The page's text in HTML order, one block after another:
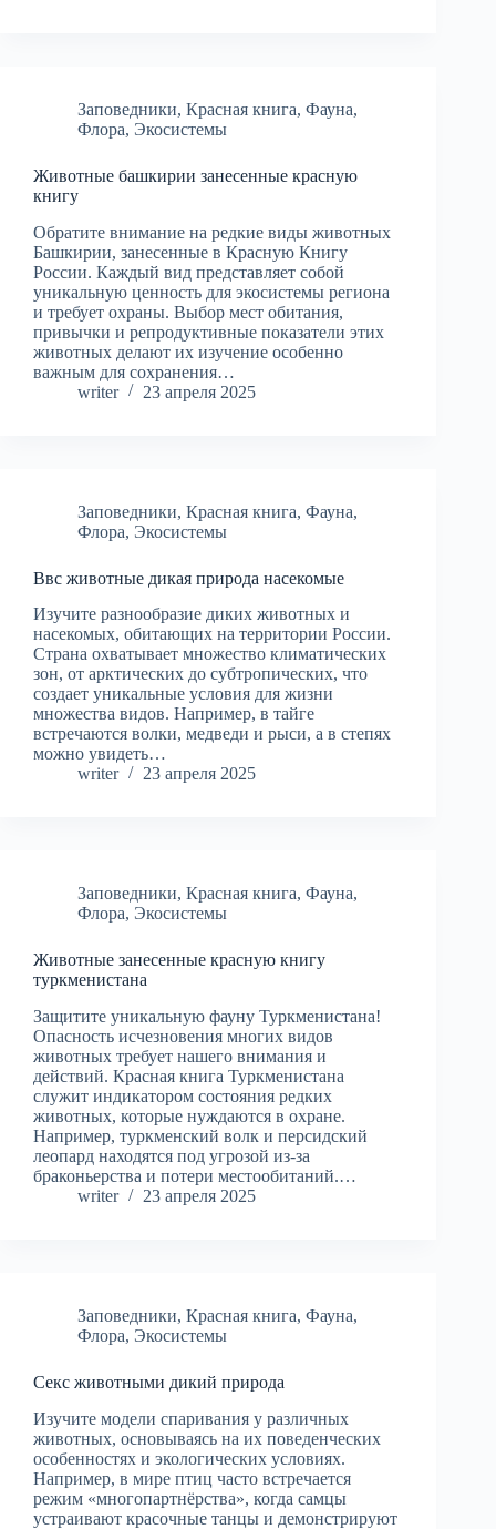
Заповедники, Красная книга, Фауна,
Флора, Экосистемы
Животные башкирии занесенные красную
книгу
Обратите внимание на редкие виды животных
Башкирии, занесенные в Красную Книгу
России. Каждый вид представляет собой
уникальную ценность для экосистемы региона
и требует охраны. Выбор мест обитания,
привычки и репродуктивные показатели этих
животных делают их изучение особенно
важным для сохранения…
writer
23 апреля 2025
Заповедники, Красная книга, Фауна,
Флора, Экосистемы
Ввс животные дикая природа насекомые
Изучите разнообразие диких животных и
насекомых, обитающих на территории России.
Страна охватывает множество климатических
зон, от арктических до субтропических, что
создает уникальные условия для жизни
множества видов. Например, в тайге
встречаются волки, медведи и рыси, а в степях
можно увидеть…
writer
23 апреля 2025
Заповедники, Красная книга, Фауна,
Флора, Экосистемы
Животные занесенные красную книгу
туркменистана
Защитите уникальную фауну Туркменистана!
Опасность исчезновения многих видов
животных требует нашего внимания и
действий. Красная книга Туркменистана
служит индикатором состояния редких
животных, которые нуждаются в охране.
Например, туркменский волк и персидский
леопард находятся под угрозой из-за
браконьерства и потери местообитаний.…
writer
23 апреля 2025
Заповедники, Красная книга, Фауна,
Флора, Экосистемы
Секс животными дикий природа
Изучите модели спаривания у различных
животных, основываясь на их поведенческих
особенностях и экологических условиях.
Например, в мире птиц часто встречается
режим «многопартнёрства», когда самцы
устраивают красочные танцы и демонстрируют